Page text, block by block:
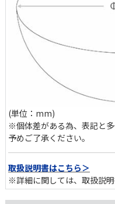
(単位：mm)
※個体差がある為、表記と多
予めご了承ください。
取扱説明書はこちら＞
※詳細に関しては、取扱説明